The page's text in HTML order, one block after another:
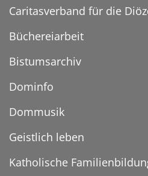
Caritasverband für die
Büchereiarbeit
Bistumsarchiv
Dominfo
Dommusik
Geistlich leben
Katholische